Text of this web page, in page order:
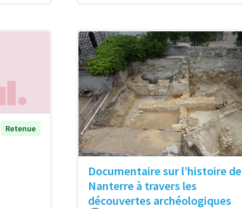
Retenue
Documentaire sur l’histoire de
Nanterre à travers les
découvertes archéologiques